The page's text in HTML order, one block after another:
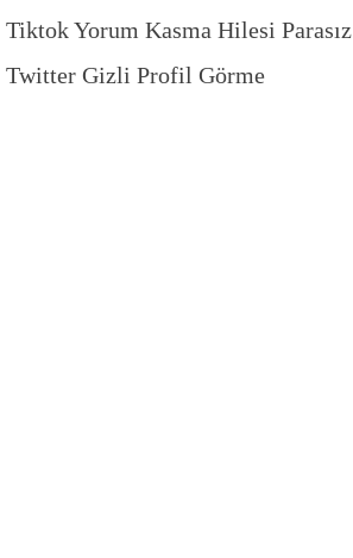
Tiktok Yorum Kasma Hilesi Parasız
Twitter Gizli Profil Görme